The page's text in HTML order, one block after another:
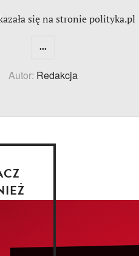
się na stronie polityka.pl
...
Autor: Redakcja